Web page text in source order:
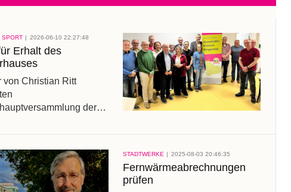
SPORT 2026-06-10 22:27:48
Erhalt des
von Christian Ritt
der
für Erkrath,
der rapide Absturz
Finanzen und
der CDU und BM
STADTWERKE 2025-08-03 20:46:35
Fernwärmeabrechnungen
prüfen